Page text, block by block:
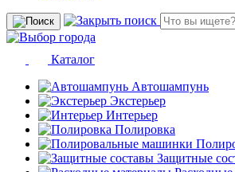
Каталог
Автошампунь
Экстерьер
Интерьер
Полировка
Защитные